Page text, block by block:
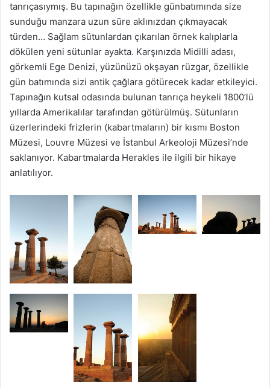
tanrıçasıymış. Bu tapınağın özellikle günbatımında size
sunduğu manzara uzun süre aklınızdan çıkmayacak
türden… Sağlam sütunlardan çıkarılan örnek kalıplarla
dökülen yeni sütunlar ayakta. Karşınızda Midilli adası,
görkemli Ege Denizi, yüzünüzü okşayan rüzgar, özellikle
gün batımında sizi antik çağlara götürecek kadar etkileyici.
Tapınağın kutsal odasında bulunan tanrıça heykeli 1800’lü
yıllarda Amerikalılar tarafından götürülmüş. Sütunların
üzerlerindeki frizlerin (kabartmaların) bir kısmı Boston
Müzesi, Louvre Müzesi ve İstanbul Arkeoloji Müzesi’nde
saklanıyor. Kabartmalarda Herakles ile ilgili bir hikaye
anlatılıyor.